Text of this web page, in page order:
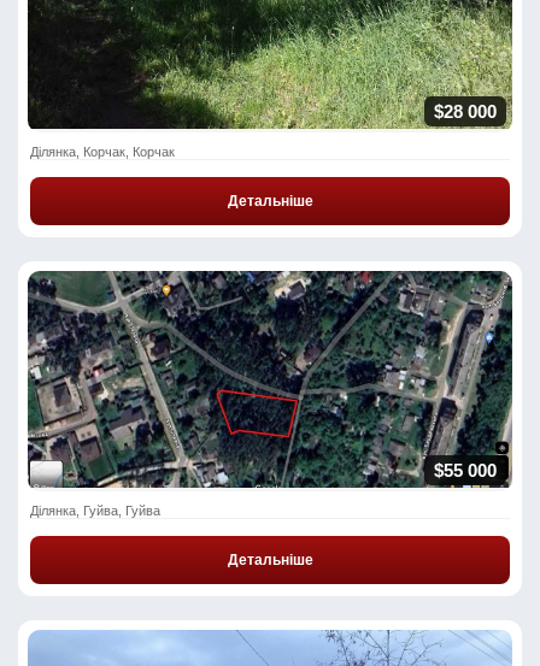
$28 000
Ділянка, Корчак, Корчак
Детальніше
$55 000
Ділянка, Гуйва, Гуйва
Детальніше